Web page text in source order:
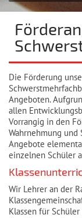
Die Förderung
Angeboten.
allen
Vorrangig in den
Wahrnehmung
Angebote
einzelnen Schüler
Wir Lehrer an der
Klassen für